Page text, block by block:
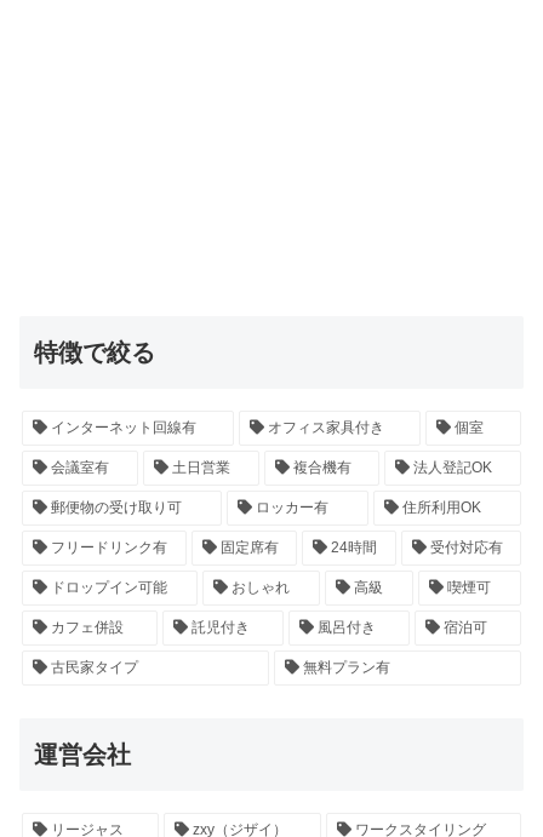
特徴で絞る
インターネット回線有 オフィス家具付き 個室
会議室有 土日営業 複合機有 法人登記OK
郵便物の受け取り可 ロッカー有 住所利用OK
フリードリンク有 固定席有 24時間 受付対応有
ドロップイン可能 おしゃれ 高級 喫煙可
カフェ併設 託児付き 風呂付き 宿泊可
古民家タイプ 無料プラン有
運営会社
リージャス zxy（ジザイ） ワークスタイリング